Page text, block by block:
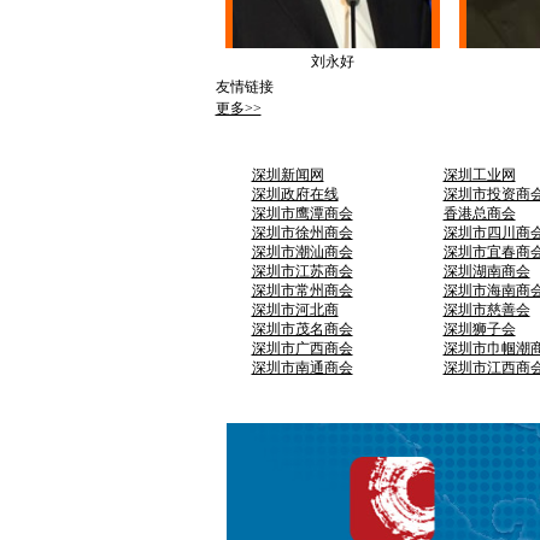
刘永好
友情链接
更多>>
深圳新闻网
深圳政府在线
深圳市鹰潭商会
深圳市徐州商会
深圳市潮汕商会
深圳市江苏商会
深圳市常州商会
深圳市河北商
深圳市茂名商会
深圳市广西商会
深圳市南通商会
深圳工业网
深圳市投资商
香港总商会
深圳市四川商
深圳市宜春商
深圳湖南商会
深圳市海南商
深圳市慈善会
深圳狮子会
深圳市巾帼潮
深圳市江西商